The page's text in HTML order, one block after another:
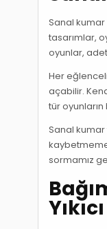
Sanal kumar
tasarımlar,
oyunlar,
Her
açabilir.
tür
Sanal
sormamız